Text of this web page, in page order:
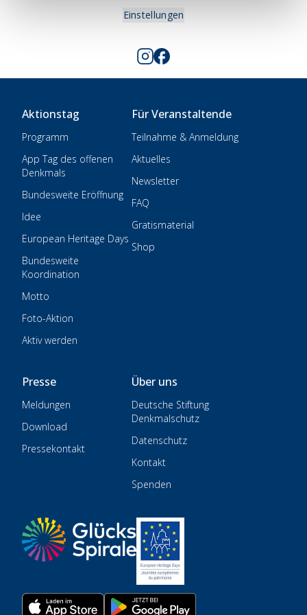
Einstellungen
Aktionstag
Programm
App Tag des offenen
Denkmals
Bundesweite Eröffnung
Idee
European Heritage Days
Bundesweite
Koordination
Motto
Foto-Aktion
Aktiv werden
Für Veranstaltende
Teilnahme & Anmeldung
Aktuelles
Newsletter
FAQ
Gratismaterial
Shop
Presse
Meldungen
Download
Pressekontakt
Über uns
Deutsche Stiftung
Denkmalschutz
Datenschutz
Kontakt
Spenden